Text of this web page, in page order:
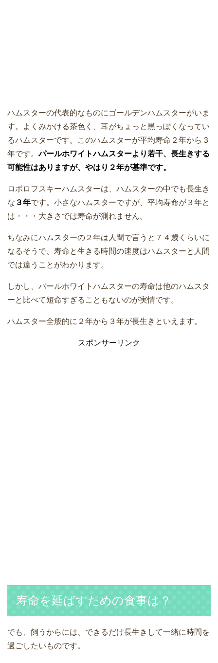
ハムスターの代表的なものにゴールデンハムスターがいま
す。よくみかける茶色く、耳がちょっと黒っぽくなってい
るハムスターです。このハムスターが平均寿命２年から３
年です。パールホワイトハムスターより若干、長生きする
可能性はありますが、やはり２年が基準です。
ロボロフスキーハムスターは、ハムスターの中でも長生き
な ３年です。小さなハムスターですが、平均寿命が３年と
は・・・大きさでは寿命が測れません。
ちなみにハムスターの２年は人間で言うと７４歳くらいに
なるそうで、寿命と生きる時間の速度はハムスターと人間
では違うことがわかります。
しかし、パールホワイトハムスターの寿命は他のハムスタ
ーと比べて短命すぎることもないのが実情です。
ハムスター全般的に２年から３年が長生きといえます。
スポンサーリンク
寿命を延ばすための食事は？
でも、飼うからには、できるだけ長生きして一緒に時間を
過ごしたいものです。